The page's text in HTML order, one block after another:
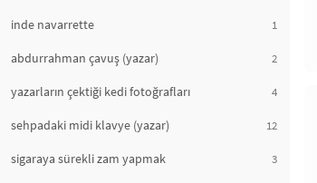
inde navarrette 1
abdurrahman çavuş (yazar) 2
yazarların çektiği kedi fotoğrafları 4
sehpadaki midi klavye (yazar) 12
sigaraya sürekli zam yapmak 3